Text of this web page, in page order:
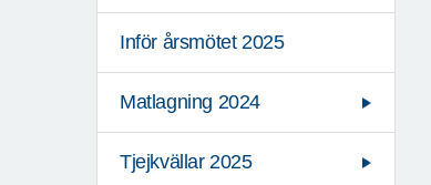
Inför årsmötet 2025
Matlagning 2024
Tjejkvällar 2025